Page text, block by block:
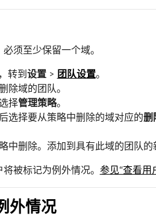
须至少保留一个域。
转到设置> 团队设置。
除域的团队。
择管理策略。
选择要从策略中删除的域对应的删
中删除。添加到具有此域的团队的
被标记为例外情况。 参见“查看用
外情况